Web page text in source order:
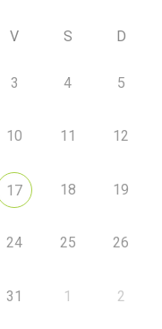
V S D
3 4 5
10 11 12
17 18 19
24 25 26
31 1 2